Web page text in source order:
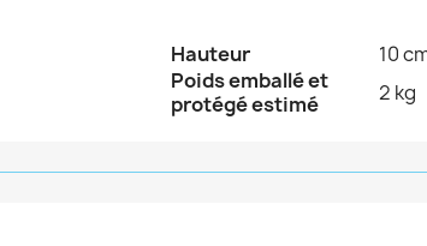
Hauteur
10
Poids emballé et
protégé estimé
2 kg